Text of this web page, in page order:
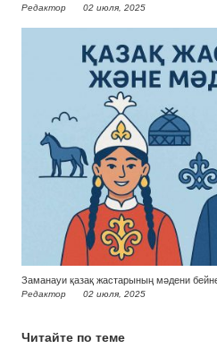
Редактор 02 июля, 2025
Заманауи қазақ жастарының мәдени
Редактор 02 июля, 2025
Читайте по теме